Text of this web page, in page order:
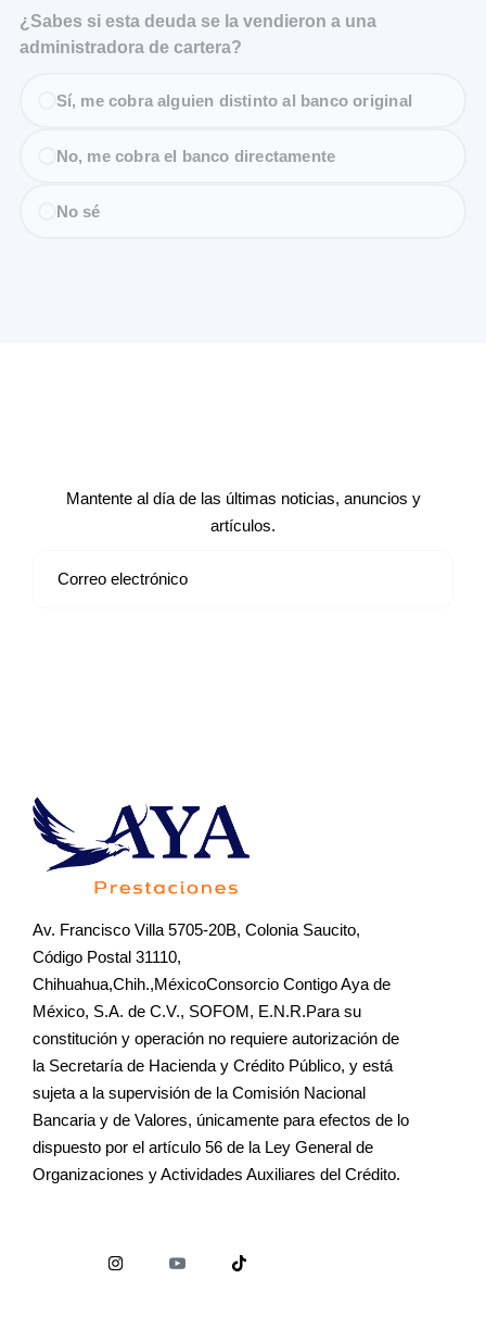
¿Sabes si esta deuda se la vendieron a una
administradora de cartera?
Sí, me cobra alguien distinto al banco original
No, me cobra el banco directamente
No sé
Mantente al día de las últimas noticias, anuncios y
artículos.
Av. Francisco Villa 5705-20B, Colonia Saucito,
Código Postal 31110,
Chihuahua,Chih.,MéxicoConsorcio Contigo Aya de
México, S.A. de C.V., SOFOM, E.N.R.Para su
constitución y operación no requiere autorización de
la Secretaría de Hacienda y Crédito Público, y está
sujeta a la supervisión de la Comisión Nacional
Bancaria y de Valores, únicamente para efectos de lo
dispuesto por el artículo 56 de la Ley General de
Organizaciones y Actividades Auxiliares del Crédito.